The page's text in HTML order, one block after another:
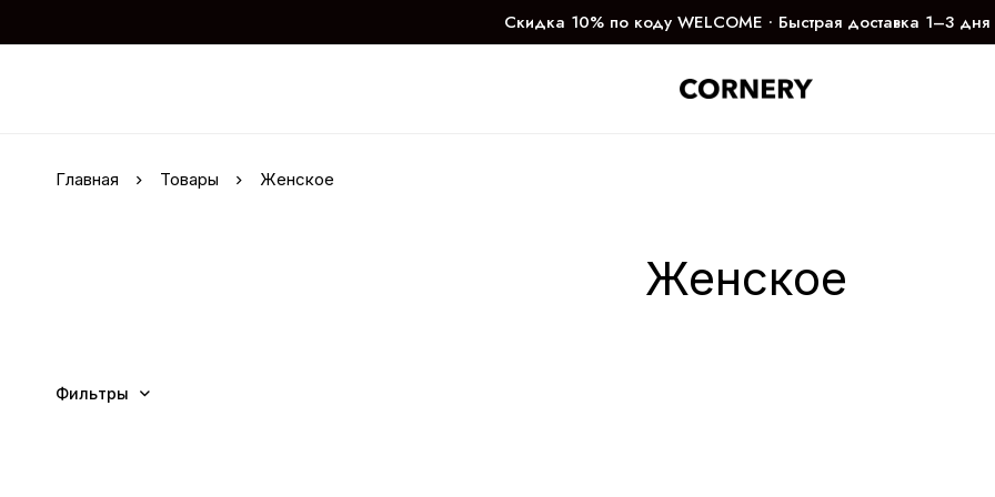
Скидка 10% по коду WELCOME ∙ Быстрая доставка 1–3 дня
Главная Товары Женское
Женское
Фильтры